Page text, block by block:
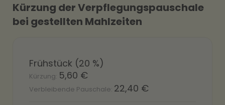
Kürzung der Verpflegungspauschale
bei gestellten Mahlzeiten
Frühstück (20 %)
5,60 €
22,40 €